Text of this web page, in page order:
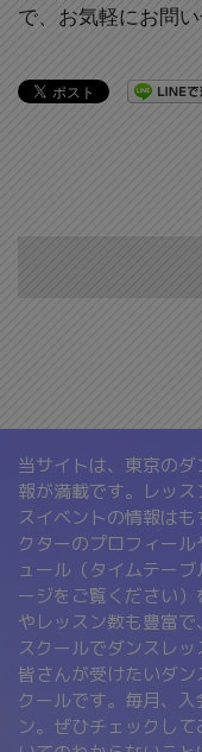
で、お気軽にお問い
当サイトは、東京のダ
報が満載です。レッ
スイベントの情報は
クターのプロフィー
ュール（タイムテー
ージをご覧ください
やレッスン数も豊富
スクールでダンスレッ
皆さんが受けたいダ
クールです。毎月、
ン。ぜひチェックし